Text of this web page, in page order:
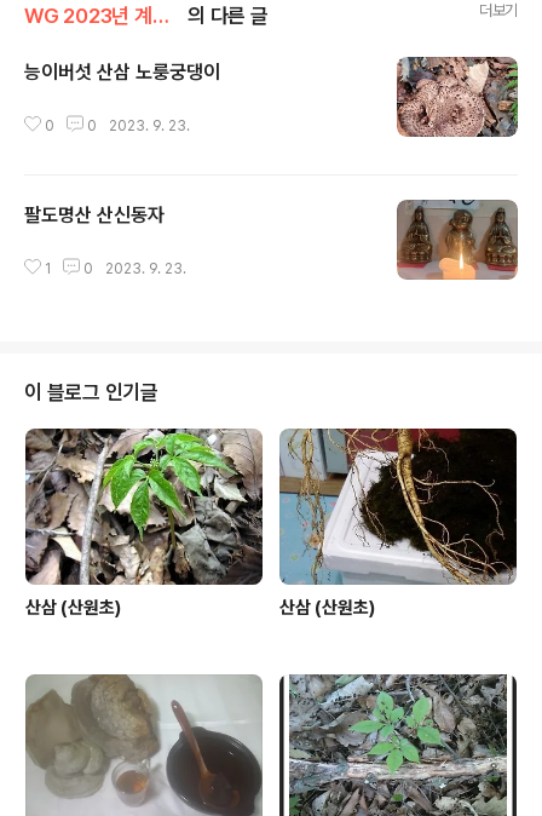
WG 2023년 계묘년 기록 의 다른 글 더보기
능이버섯 산삼 노룽궁댕이
0 0 2023. 9. 23.
팔도명산 산신동자
1 0 2023. 9. 23.
이 블로그 인기글
산삼 (산원초) 산삼 (산원초)